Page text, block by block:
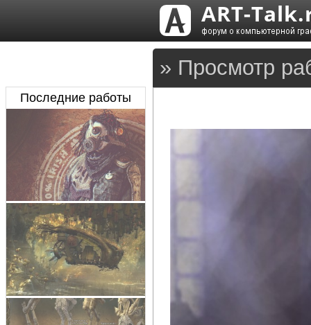
» Просмотр
Последние работы